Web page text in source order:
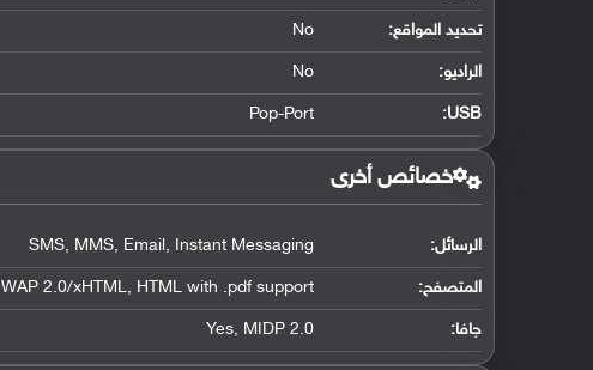
تحديد المواقع:
No
الراديو: No
USB
:
Pop-Port
خصائص أخرى
الرسائل: SMS, MMS, Email, Instant Messaging
المتصفح: WAP 2.0/xHTML, HTML with .pdf support
جافا: Yes, MIDP 2.0